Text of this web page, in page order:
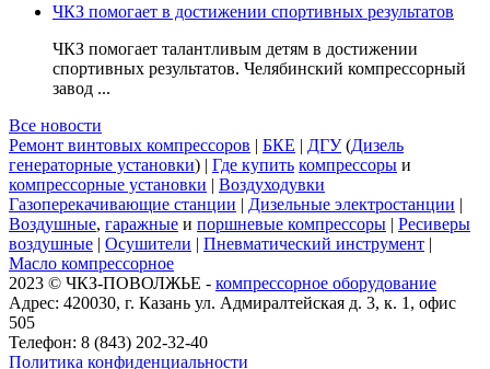
ЧКЗ помогает в достижении спортивных результатов
ЧКЗ помогает талантливым детям в достижении
спортивных результатов. Челябинский компрессорный
завод ...
Все новости
Ремонт винтовых компрессоров | БКЕ | ДГУ(Дизель
генераторные установки) | Где купить компрессоры и
компрессорные установки | Воздуходувки
Газоперекачивающие станции | Дизельные электростанции |
Воздушные, гаражные и поршневые компрессоры | Ресиверы
воздушные | Осушители | Пневматический инструмент |
Масло компрессорное
2023 © ЧКЗ-ПОВОЛЖЬЕ - компрессорное оборудование
Адрес: 420030, г. Казань ул. Адмиралтейская д. 3, к. 1, офис
505
Телефон: 8 (843) 202-32-40
Политика конфиденциальности